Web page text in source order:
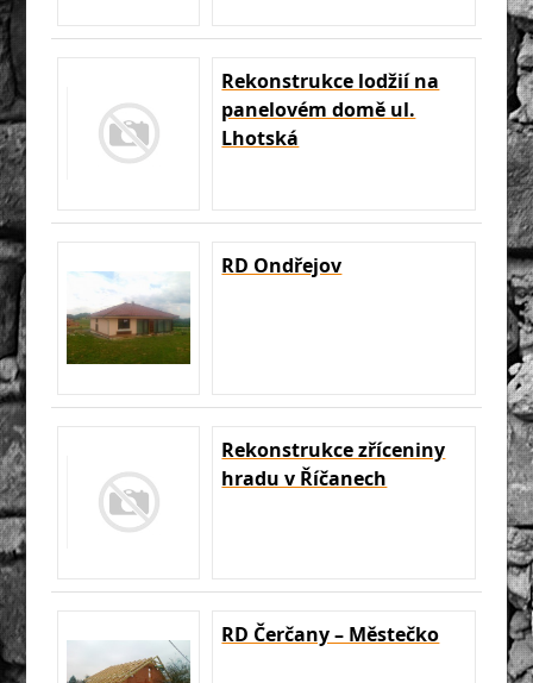
Rekonstrukce lodžií na
panelovém domě ul.
Lhotská
RD Ondřejov
Rekonstrukce zříceniny
hradu v Říčanech
RD Čerčany – Městečko